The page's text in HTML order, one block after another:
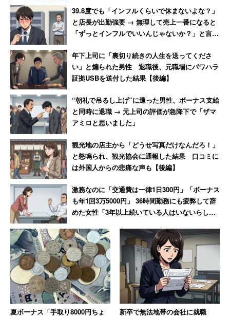
というツイートは4万5000回以上リツイートされ、「労働
者はみな気づいてた事実」「気づくの遅いよっ」と呆れる
人が続出した。
「長時間労働で出来上がるものは『ほぼ水なカルピス』み
たいなものだと思うんですよ」と指摘する人もいた。長時
間労働で疲れが溜まっていたり、睡眠不足だったりする
と、いい仕事はできないということだろう。
このほか、「これが分かるまでどれだけ時間かけたの…？
どれだけ多くの人間を自殺に追い込んだの…」と怒りを露
わにする人も多かった。
過労死等防止対策推進全国センターによると、2010年に
過労・ストレスによる脳・心臓疾患で死亡し、労働災害と
して認定された人は113人で、過労から精神疾患を発症
し、自死した人は65人に上っている。長時間労働の是正を
今さら提言するなんて遅きに失していると感じられたのだ
ろう。
経済財政白書に「労働時間が短いほど生産性が上が
39.8度でも「インフルくらいで休まないよな？」
と店長が出勤強要 → 無理して売上一番になると
「ずっとインフルでいいんじゃないか？」と言わ
年下上司に「裏切り続きの人生を送ってくださ
い」と煽られた男性 退職後、元職場にパワハラ
証拠USBを送付した結果【後編】
“朝礼で吊るし上げ”に遭った男性、ボーナス支給
と同時に退職 → 元上司の評価が急降下で「ザマ
アミロと思いました」
観光地の店主から「どうせ写真だけなんだろ！」
と怒鳴られ、観光協会に通報した結果 口コミに
は外国人からの悲痛な声も【後編】
激務なのに「交通費は一律1日300円」「ボーナス
も年1回3万5000円」 36時間勤務にも疲弊して辞
めた女性「3年以上続いている人はいないらし
夏ボーナス「手取り8000円ちょ 新卒で無法地帯の会社に就職